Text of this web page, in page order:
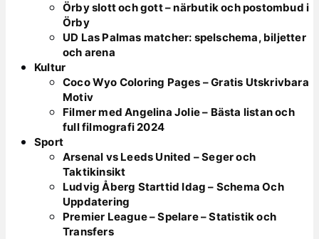
Örby slott och gott – närbutik och postombud i
Örby
UD Las Palmas matcher: spelschema, biljetter
och arena
Kultur
Coco Wyo Coloring Pages – Gratis Utskrivbara
Motiv
Filmer med Angelina Jolie – Bästa listan och
full filmografi 2024
Sport
Arsenal vs Leeds United – Seger och
Taktikinsikt
Ludvig Åberg Starttid Idag – Schema Och
Uppdatering
Premier League – Spelare – Statistik och
Transfers